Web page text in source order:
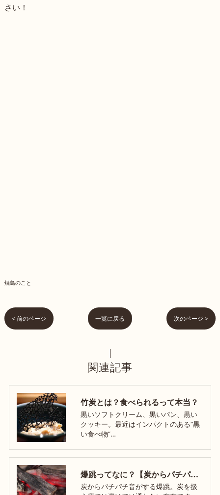
さい！
焼鳥のこと
< 前のページ 一覧に戻る 次のページ >
関連記事
竹炭とは？食べられるって本当？
黒いソフトクリーム、黒いパン、黒い
クッキー。最近はインパクトのある“黒
い食べ物”…
爆跳ってなに？【炭からパチパチ音がする理由】
炭からパチパチ音がする爆跳。炭を扱